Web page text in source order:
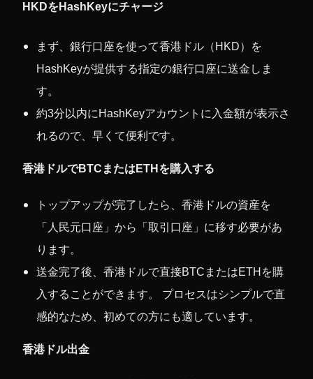
HKDをHashKeyにチャージ
まず、銀行口座を使って香港ドル（HKD）を
HashKeyが提供する指定の銀行口座に送金しま
す。
約3分以内にHashKeyアカウントに入金額が表示さ
れるので、早くて便利です。
香港ドルでBTCまたはETHを購入する
トップアップが完了したら、香港ドルの資産を
「人民元口座」から「取引口座」に移す必要があ
ります。
送金完了後、香港ドルで直接BTCまたはETHを購
入することができます。 プロセスはシンプルで直
感的なため、初めての方にも適しています。
香港ドル出金